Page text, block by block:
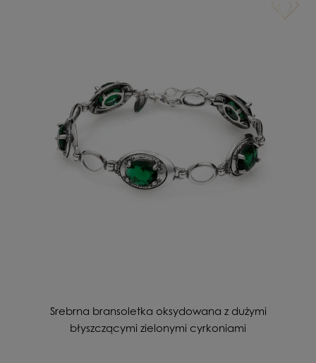
Srebrna bransoletka oksydowana z dużymi
błyszczącymi zielonymi cyrkoniami